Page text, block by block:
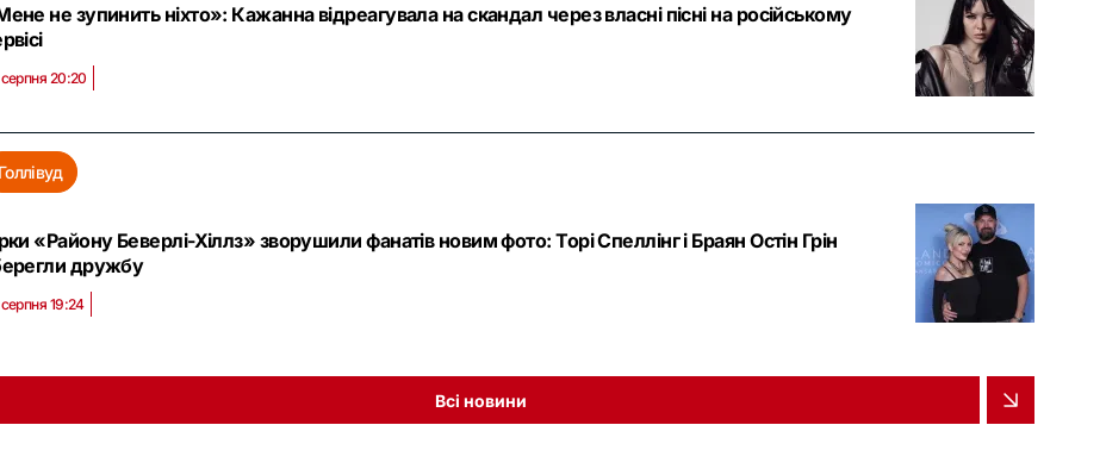
не зупинить ніхто»: Кажанна відреагувала на скандал через власні пісні на російському
20:20
Голлівуд
«Району Беверлі-Хіллз» зворушили фанатів новим фото: Торі Спеллінг і Браян Остін Грін
дружбу
19:24
Всі новини